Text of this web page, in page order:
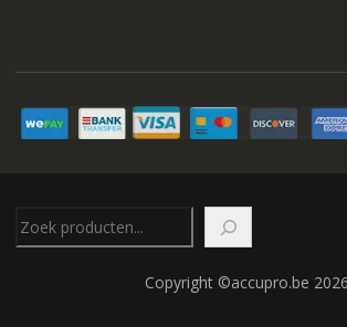
Copyright ©accupro.be 2026